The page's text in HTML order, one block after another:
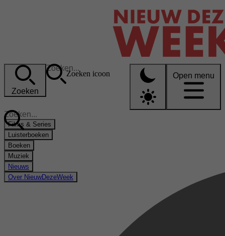
Zoeken
Zoeken icoon Open menu
Films & Series
Luisterboeken
Boeken
Muziek
Nieuws
Over NieuwDezeWeek